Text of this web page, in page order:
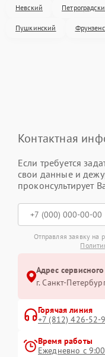
Невский
Пушкинский
Контактная
Если требуется
свои данные и
проконсультирует
Отправляя заявку на
Адрес
г. Санкт-
Горячая линия
+7 (812) 426-52-
Время работы
Ежедневно с